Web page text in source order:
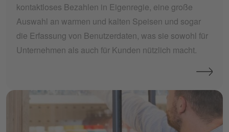
kontaktloses Bezahlen in Eigenregie, eine große
Auswahl an warmen und kalten Speisen und sogar
die Erfassung von Benutzerdaten, was sie sowohl für
Unternehmen als auch für Kunden nützlich macht.